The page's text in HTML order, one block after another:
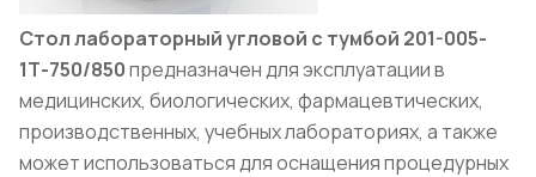
Стол лабораторный угловой с тумбой 201-005-
1Т-750/850предназначен для эксплуатации в
медицинских, биологических, фармацевтических,
производственных, учебных лабораториях, а также
может использоваться для оснащения процедурных